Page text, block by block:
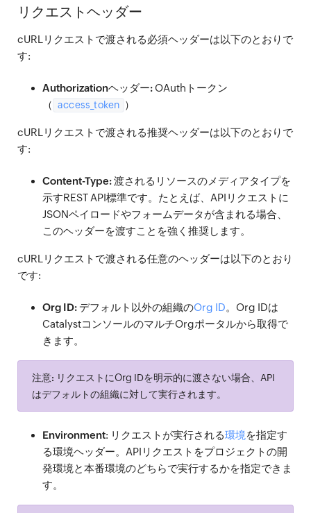
リクエストヘッダー
cURLリクエストで渡される必須ヘッダーは以下のとおりで
す:
Authorizationヘッダー:OAuthトークン
（ access_token ）
cURLリクエストで渡される推奨ヘッダーは以下のとおりで
す:
Content-Type:渡されるリソースのメディアタイプを
示すREST API標準です。たとえば、APIリクエストに
JSONペイロードやフォームデータが含まれる場合、
このヘッダーを渡すことを強く推奨します。
cURLリクエストで渡される任意のヘッダーは以下のとおり
です:
Org ID: デフォルト以外の組織のOrg ID。Org IDは
CatalystコンソールのマルチOrgポータルから取得で
きます。
注意: リクエストにOrg IDを明示的に渡さない場合、API
はデフォルトの組織に対して実行されます。
Environment: リクエストが実行される環境を指定す
る環境ヘッダー。APIリクエストをプロジェクトの開
発環境と本番環境のどちらで実行するかを指定できま
す。